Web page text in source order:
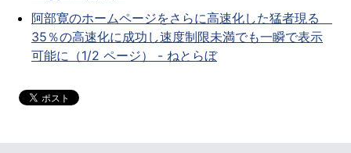
阿部寛のホームページをさらに高速化した猛者現る
35％の高速化に成功し速度制限未満でも一瞬で表示
可能に（1/2 ページ） - ねとらぼ